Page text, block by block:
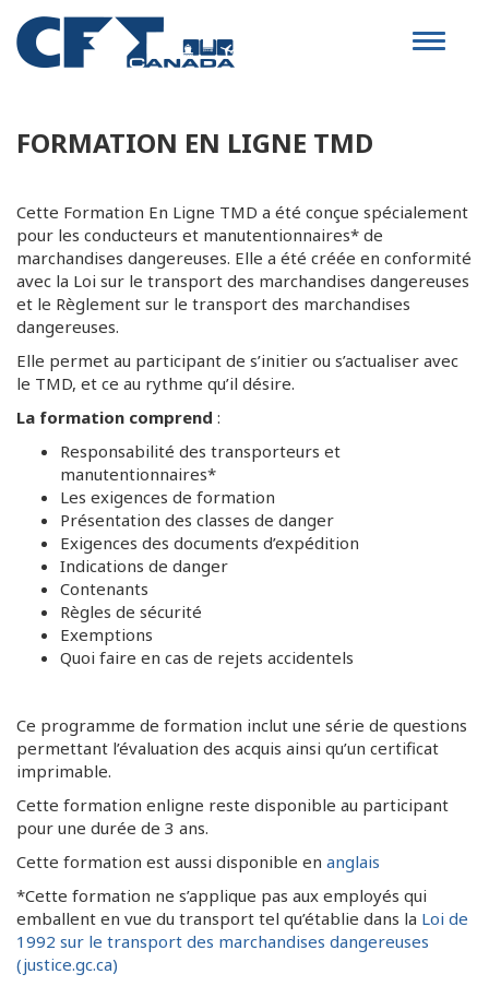
Toggle
FORMATION EN LIGNE TMD
Cette Formation En Ligne TMD a été conçue spécialement
pour les conducteurs et manutentionnaires* de
marchandises dangereuses. Elle a été créée en conformité
avec la Loi sur le transport des marchandises dangereuses
et le Règlement sur le transport des marchandises
dangereuses.
Elle permet au participant de s’initier ou s’actualiser avec
le TMD, et ce au rythme qu’il désire.
La formation comprend :
Responsabilité des transporteurs et
manutentionnaires*
Les exigences de formation
Présentation des classes de danger
Exigences des documents d’expédition
Indications de danger
Contenants
Règles de sécurité
Exemptions
Quoi faire en cas de rejets accidentels
Ce programme de formation inclut une série de questions
permettant l’évaluation des acquis ainsi qu’un certificat
imprimable.
Cette formation enligne reste disponible au participant
pour une durée de 3 ans.
Cette formation est aussi disponible en anglais
*Cette formation ne s’applique pas aux employés qui
emballent en vue du transport tel qu’établie dans la Loi de
1992 sur le transport des marchandises dangereuses
(justice.gc.ca)